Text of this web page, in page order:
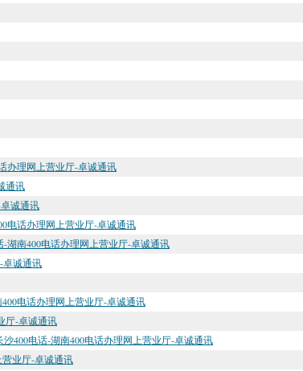
办理网上营业厅-卓诚通讯
通讯
诚通讯
电话办理网上营业厅-卓诚通讯
湖南400电话办理网上营业厅-卓诚通讯
卓诚通讯
电话办理网上营业厅-卓诚通讯
厅-卓诚通讯
400电话-湖南400电话办理网上营业厅-卓诚通讯
业厅-卓诚通讯